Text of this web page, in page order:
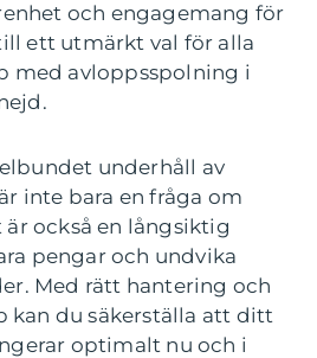
och engagemang för
ett utmärkt val för alla
med avloppsspolning i
underhåll av
inte bara en fråga om
också en långsiktig
pengar och undvika
Med rätt hantering och
kan du säkerställa att ditt
optimalt nu och i